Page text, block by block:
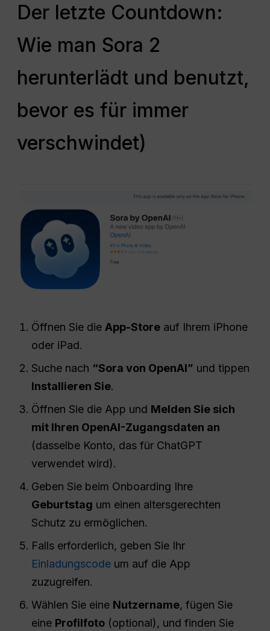
Der letzte Countdown:
Wie man Sora 2
herunterlädt und benutzt,
bevor es für immer
verschwindet)
Öffnen Sie die App-Store auf Ihrem iPhone
oder iPad.
Suche nach “Sora von OpenAI” und tippen
Installieren Sie.
Öffnen Sie die App und Melden Sie sich
mit Ihren OpenAI-Zugangsdaten an
(dasselbe Konto, das für ChatGPT
verwendet wird).
Geben Sie beim Onboarding Ihre
Geburtstag um einen altersgerechten
Schutz zu ermöglichen.
Falls erforderlich, geben Sie Ihr
Einladungscode um auf die App
zuzugreifen.
Wählen Sie eine Nutzername, fügen Sie
eine Profilfoto (optional), und finden Sie